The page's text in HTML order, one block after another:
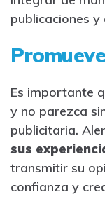
publicaciones
Es importante
y no parezca
publicitaria.
sus
transmitir su
confianza y